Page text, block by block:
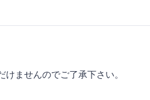
ませんのでご了承下さい。